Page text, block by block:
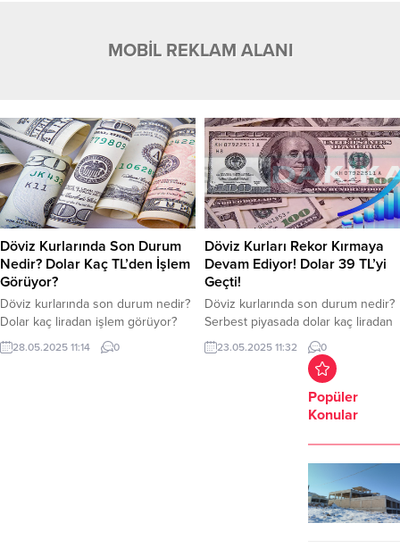
MOBİL REKLAM ALANI
Döviz Kurlarında Son Durum
Nedir? Dolar Kaç TL’den İşlem
Görüyor?
Döviz kurlarında son durum nedir?
Dolar kaç liradan işlem görüyor?
Euro ne kadar oldu? İşte detaylar…
Ticaret savaşlarının etkisiyle döviz
28.05.2025 11:14 0
Döviz Kurları Rekor Kırmaya
Devam Ediyor! Dolar 39 TL’yi
Geçti!
Döviz kurlarında son durum nedir?
Serbest piyasada dolar kaç liradan
işlem görüyor? Euro kaç oldu?
Döviz kurları yükselişini
sürdürüyor. Ticaret savaşlarının
etkisiyle döviz kurları yükselişini
sürdürüyor. Dün dolar 38.91 TL’den
işlem görmeye başlayan dolar, saat
11.30 itibariyle 39.03 TL’den işlem
görüyor. Euro dün günü 44.06...
23.05.2025 11:32 0
Popüler
Konular